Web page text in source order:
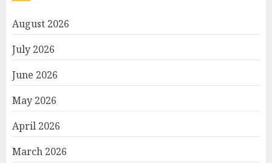
August 2026
July 2026
June 2026
May 2026
April 2026
March 2026